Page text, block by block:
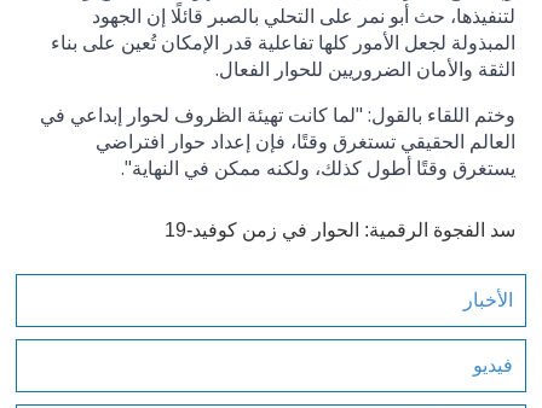
لتنفيذها، حث أبو نمر على التحلي بالصبر قائلًا إن الجهود
المبذولة لجعل الأمور كلها تفاعلية قدر الإمكان تُعين على بناء
الثقة والأمان الضروريين للحوار الفعال.
وختم اللقاء بالقول: "لما كانت تهيئة الظروف لحوار إبداعي في
العالم الحقيقي تستغرق وقتًا، فإن إعداد حوار افتراضي
يستغرق وقتًا أطول كذلك، ولكنه ممكن في النهاية".
سد الفجوة الرقمية: الحوار في زمن كوفيد-19
الأخبار
فيديو